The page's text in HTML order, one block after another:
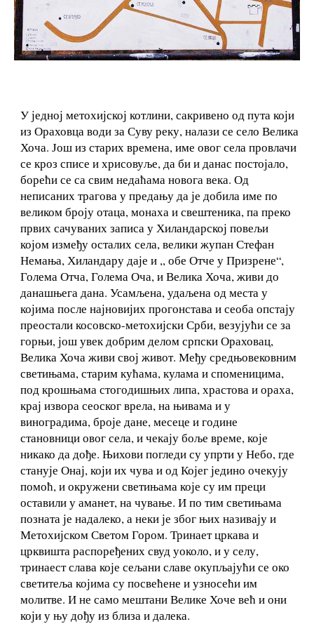
У једној метохијској котлини, сакривено од пута који
из Ораховца води за Суву реку, налази се село Велика
Хоча. Још из старих времена, име овог села провлачи
се кроз списе и хрисовуље, да би и данас постојало,
борећи се са свим недаћама новога века. Од
неписаних трагова у предању да је добила име по
великом броју отаца, монаха и свештеника, па преко
првих сачуваних записа у Хиландарској повељи
којом између осталих села, велики жупан Стефан
Немања, Хиландару даје и ,, обе Отче у Призрене“,
Голема Отча, Голема Оча, и Велика Хоча, живи до
данашњега дана. Усамљена, удаљена од места у
којима после најновијих прогонстава и сеоба опстају
преостали косовско-метохијски Срби, везујући се за
горњи, још увек добрим делом српски Ораховац,
Велика Хоча живи свој живот. Међу средњовековним
светињама, старим кућама, кулама и споменицима,
под крошњама стогодишњих липа, храстова и ораха,
крај извора сеоског врела, на њивама и у
виноградима, броје дане, месеце и године
становници овог села, и чекају боље време, које
никако да дође. Њихови погледи су упрти у Небо, где
станује Онај, који их чува и од Којег једино очекују
помоћ, и окружени светињама које су им преци
оставили у аманет, на чување. И по тим светињама
позната је надалеко, а неки је због њих називају и
Метохијском Светом Гором. Тринает цркава и
црквишта распоређених свуд уоколо, и у селу,
тринаест слава које сељани славе окупљајући се око
светитеља којима су посвећене и узносећи им
молитве. И не само мештани Велике Хоче већ и они
који у њу дођу из близа и далека.